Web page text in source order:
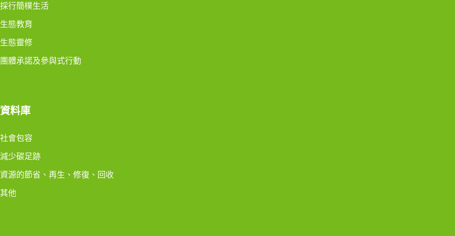
採行簡樸生活
生態教育
生態靈修
團體承諾及參與式行動
資料庫
社會包容
減少碳足跡
資源的節省、再生、修復、回收
其他